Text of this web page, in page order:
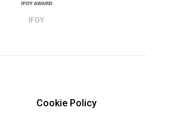
IFOY
Cookie Policy